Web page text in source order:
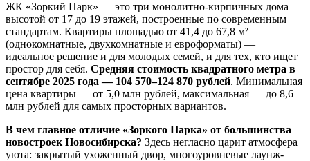
ЖК «Зоркий Парк» — это три монолитно-кирпичных дома
высотой от 17 до 19 этажей, построенные по современным
стандартам. Квартиры площадью от 41,4 до 67,8 м²
(однокомнатные, двухкомнатные и евроформаты) —
идеальное решение и для молодых семей, и для тех, кто ищет
простор для себя. Средняя стоимость квадратного метра в
сентябре 2025 года — 104 570–124 870 рублей. Минимальная
цена квартиры — от 5,0 млн рублей, максимальная — до 8,6
млн рублей для самых просторных вариантов.
В чем главное отличие «Зоркого Парка» от большинства
новостроек Новосибирска? Здесь негласно царит атмосфера
уюта: закрытый ухоженный двор, многоуровневые лаунж-